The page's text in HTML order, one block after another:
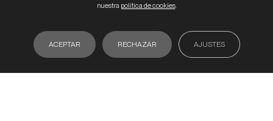
nuestra política de cookies.
ACEPTAR RECHAZAR AJUSTES